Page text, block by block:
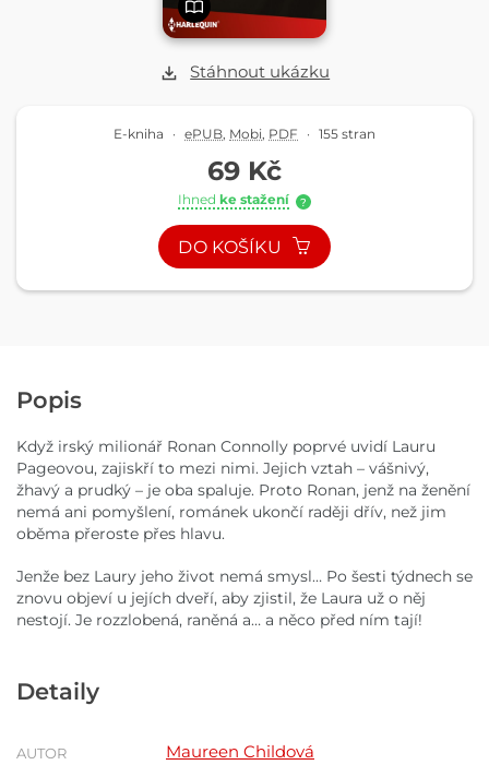
Stáhnout ukázku
E-kniha · ePUB Mobi PDF · 155 stran
69 Kč
Ihned ke stažení ?
DO KOŠÍKU
Popis
Když irský milionář Ronan Connolly poprvé uvidí Lauru
Pageovou, zajiskří to mezi nimi. Jejich vztah – vášnivý,
žhavý a prudký – je oba spaluje. Proto Ronan, jenž na ženění
nemá ani pomyšlení, románek ukončí raději dřív, než jim
oběma přeroste přes hlavu.
Jenže bez Laury jeho život nemá smysl… Po šesti týdnech se
znovu objeví u jejích dveří, aby zjistil, že Laura už o něj
nestojí. Je rozzlobená, raněná a… a něco před ním tají!
Detaily
AUTOR Maureen Childová